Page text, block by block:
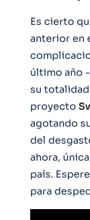
Es cierto
anterior en
último año
su
proyecto
agotando
del
ahora,
país.
para